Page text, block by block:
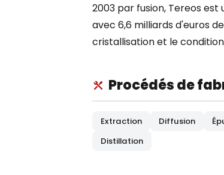
2003 par fusion, Tereos
avec 6,6 milliards d'euros
cristallisation et le
Procédés de
Extraction Diffusion
Distillation